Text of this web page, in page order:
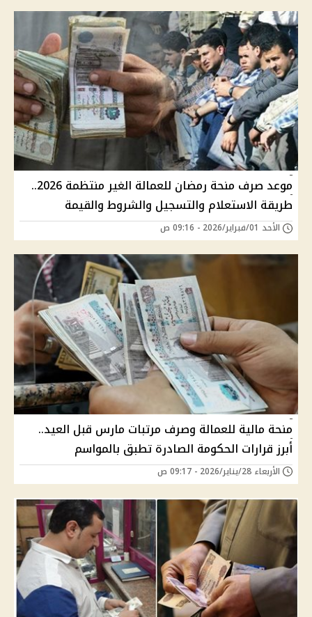
موعد صرف منحة رمضان للعمالة الغير منتظمة 2026..
طريقة الاستعلام والتسجيل والشروط والقيمة
الأحد 01/فبراير/2026 - 09:16 ص
منحة مالية للعمالة وصرف مرتبات مارس قبل العيد..
أبرز قرارات الحكومة الصادرة تطبق بالمواسم
الأربعاء 28/يناير/2026 - 09:17 ص